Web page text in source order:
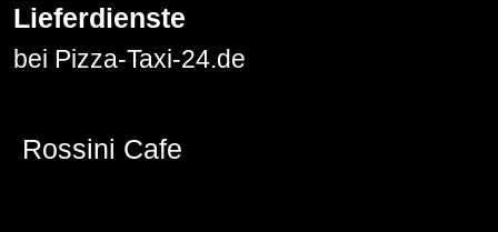
Lieferdienste
bei Pizza-Taxi-24.de
Rossini Cafe